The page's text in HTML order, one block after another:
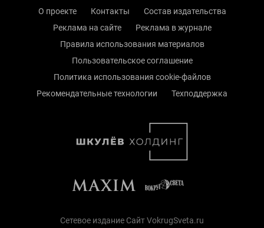
О проекте Контакты
Состав издательства
Реклама на сайте
Реклама в журнале
Правила использования материалов
Пользовательское соглашение
Политика использования cookie-файлов
Рекомендательные технологии
Техподдержка
Сетевое издание Сайт VokrugSveta.ru